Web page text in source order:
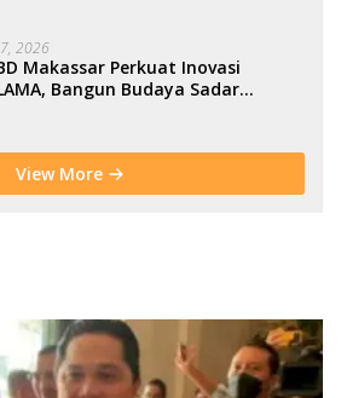
2026
Makassar Perkuat Inovasi
Bangun Budaya Sadar
View More